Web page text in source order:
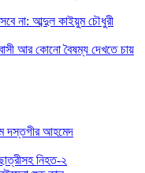
না: আব্দুল কাইয়ুম চৌধুরী
আর কোনো বৈষম্য দেখতে চায়
দস্তগীর আহমেদ
নিহত-২